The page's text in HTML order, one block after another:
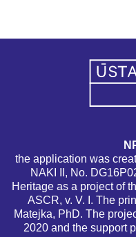
the application was
NAKI II, No.
Heritage as a project of
ASCR, v. V. I. The
Matejka, PhD. The
2020 and the support